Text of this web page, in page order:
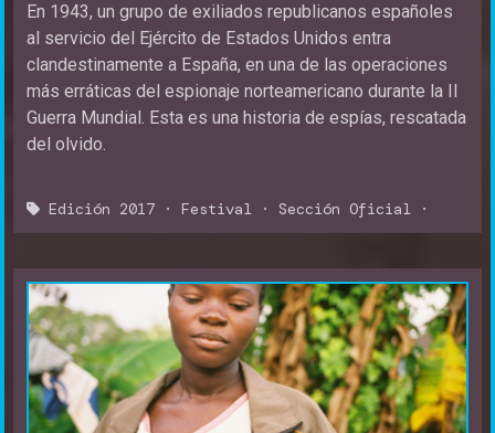
En 1943, un grupo de exiliados republicanos españoles
al servicio del Ejército de Estados Unidos entra
clandestinamente a España, en una de las operaciones
más erráticas del espionaje norteamericano durante la II
Guerra Mundial. Esta es una historia de espías, rescatada
del olvido.
Edición 2017 · Festival · Sección Oficial ·